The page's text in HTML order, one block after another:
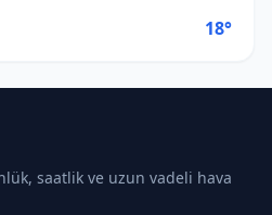
18°
saatlik ve uzun vadeli hava